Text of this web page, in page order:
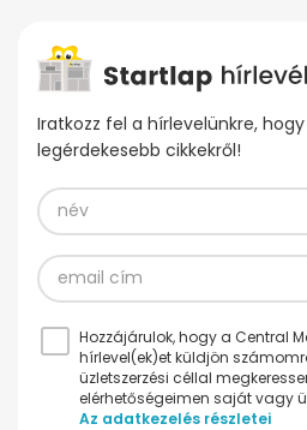
Iratkozz fel a hírlevelünkre,
legérdekesebb cikkekről!
Hozzájárulok, hogy a Central
hírlevel(ek)et küldjön
üzletszerzési céllal
elérhetőségeimen saját vagy
Az adatkezelés részletei